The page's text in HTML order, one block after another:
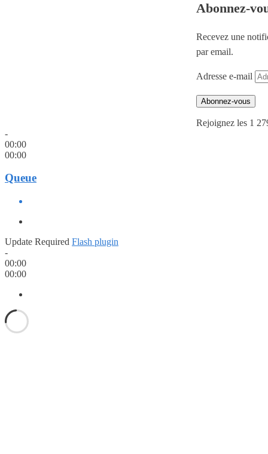
Abonnez-
Recevez une
par email.
Adresse e-mail
Abonnez-vous
Rejoignez les 1
-
00:00
00:00
Queue
Update Required Flash plugin
-
00:00
00:00